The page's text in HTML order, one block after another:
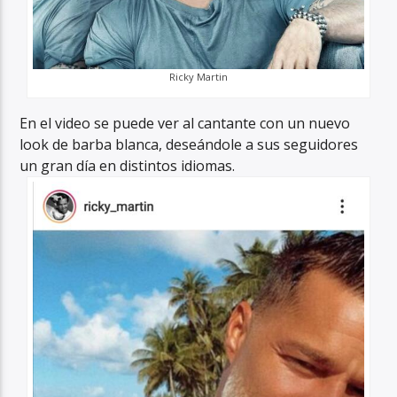
Ricky Martin
En el video se puede ver al cantante con un nuevo
look de barba blanca, deseándole a sus seguidores
un gran día en distintos idiomas.